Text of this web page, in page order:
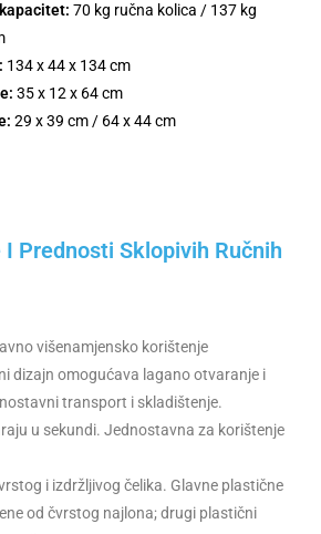
70 kg ručna kolica / 137 kg
134 x 44 x 134 cm
35 x 12 x 64 cm
29 x 39 cm / 64 x 44 cm
Prednosti Sklopivih Ručnih
višenamjensko korištenje
dizajn omogućava lagano otvaranje i
transport i skladištenje.
u sekundi. Jednostavna za korištenje
i izdržljivog čelika. Glavne plastične
od čvrstog najlona; drugi plastični